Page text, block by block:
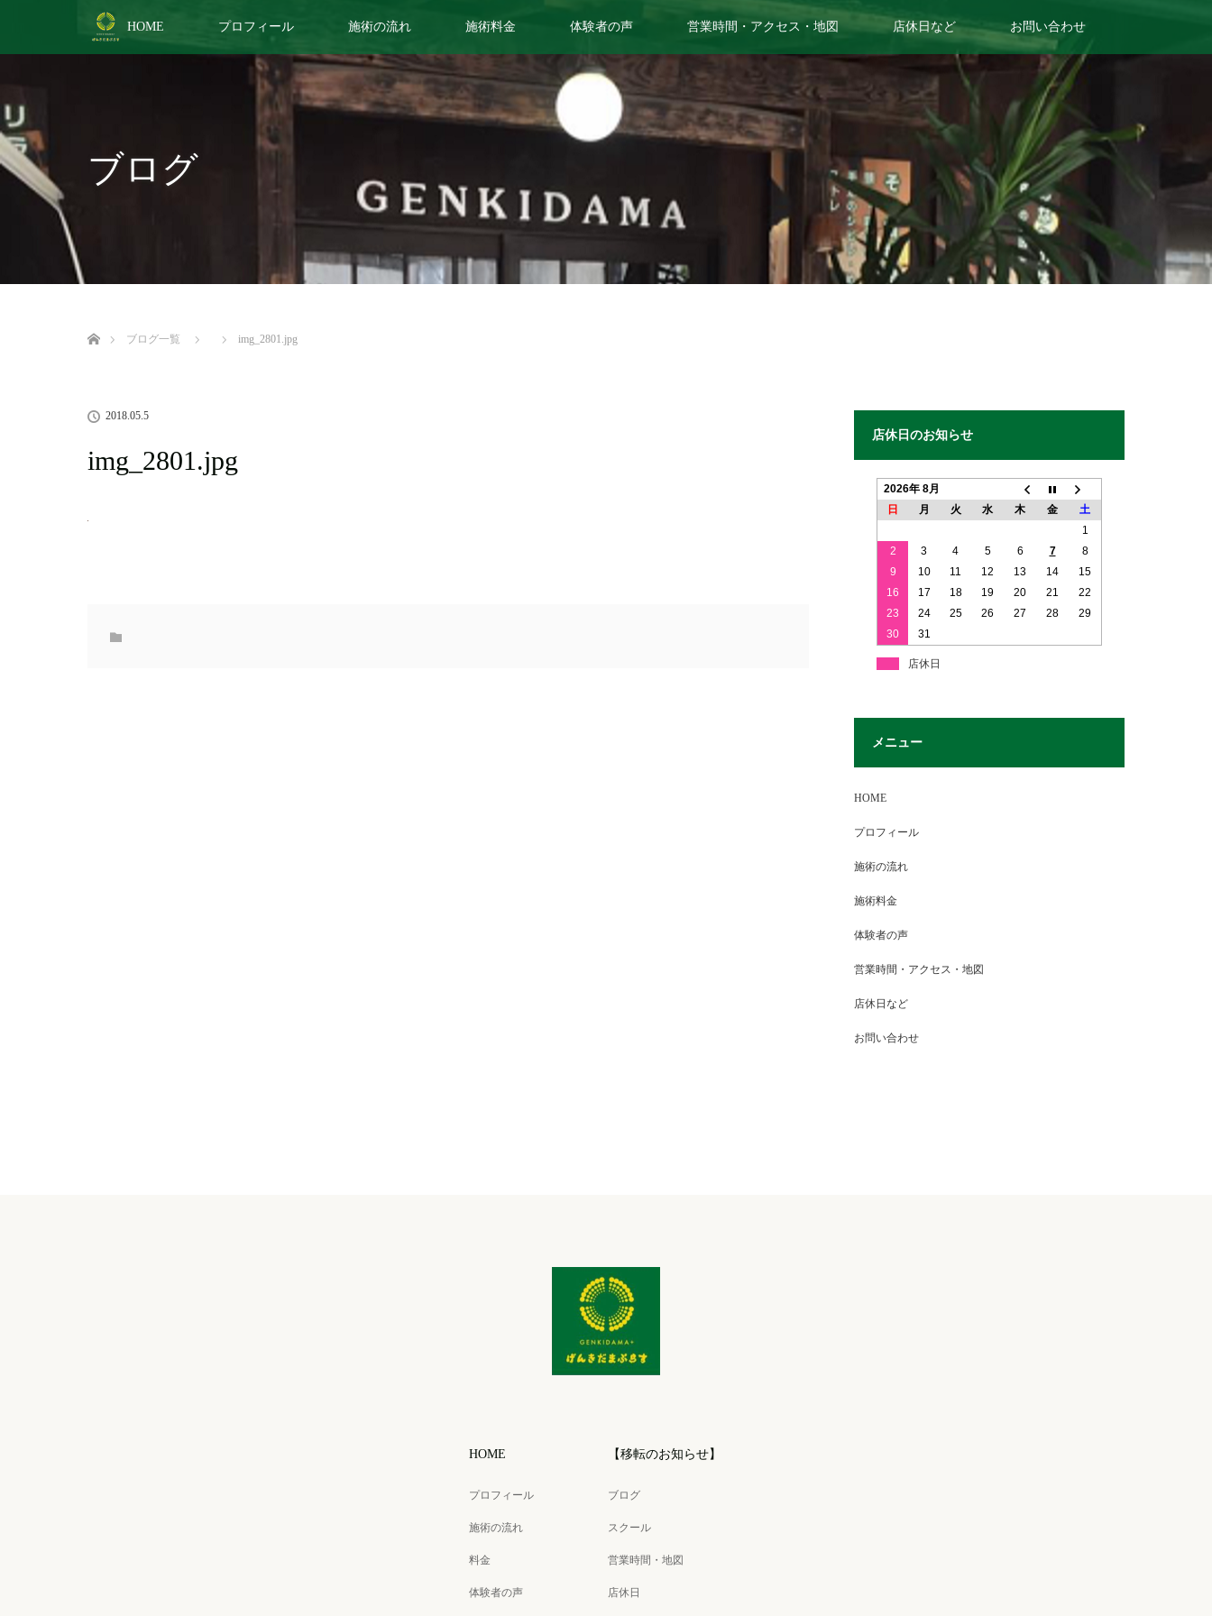
HOME プロフィール 施術の流れ 施術料金 体験者の声 営業時間・アクセス・地図 店休日など お問い合わせ
ブログ
ブログ一覧
img_2801.jpg
2018.05.5
img_2801.jpg
店休日のお知らせ
2026年 8月
日
月 火 水 木 金
土
1
2
3 4 5 6 7
8
9
10 11 12 13 14
15
16
17 18 19 20 21
22
23
24 25 26 27 28
29
30
31
店休日
メニュー
HOME
プロフィール
施術の流れ
施術料金
体験者の声
営業時間・アクセス・地図
店休日など
お問い合わせ
HOME
プロフィール
施術の流れ
料金
体験者の声
【移転のお知らせ】
ブログ
スクール
営業時間・地図
店休日